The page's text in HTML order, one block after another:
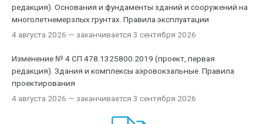
редакция). Основания и фундаменты зданий и сооружений на
многолетнемерзлых грунтах. Правила эксплуатации
4 августа 2026 — заканчивается 3 сентября 2026
Изменение № 4 СП 478.1325800.2019 (проект, первая
редакция). Здания и комплексы аэровокзальные. Правила
проектирования
4 августа 2026 — заканчивается 3 сентября 2026